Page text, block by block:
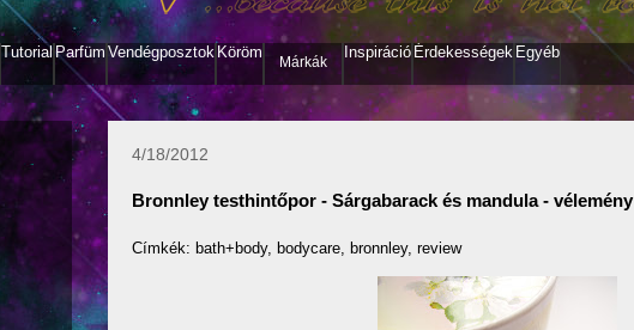
TutorialParfüm Vendégposztok Köröm
Márkák
Inspiráció Érdekességek Egyéb
4/18/2012
Bronnley testhintőpor - Sárgabarack és mandula - vélemény
Címkék: bath+body, bodycare, bronnley, review